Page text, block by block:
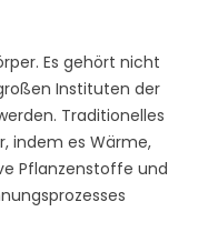
Es gehört nicht
Instituten der
Traditionelles
indem es Wärme,
Pflanzenstoffe und